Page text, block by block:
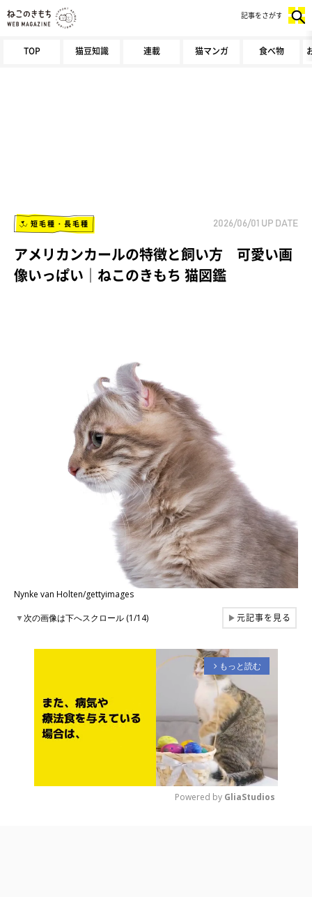
TOP 猫豆知識 連載 猫マンガ 食べ物
記事をさがす
短毛種・長毛種 2026/06/01 UP DATE
アメリカンカールの特徴と飼い方 可愛い画
像いっぱい｜ねこのきもち 猫図鑑
Nynke van Holten/gettyimages
▼次の画像は下へスクロール (1/14) ▶元記事を見る
arrow_forward_ios もっと読む
Powered by GliaStudios